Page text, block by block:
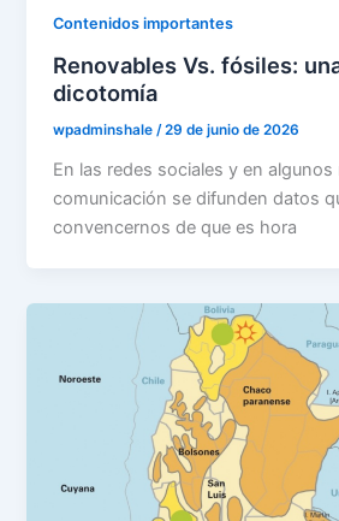
Contenidos importantes
Renovables Vs. fósiles:
dicotomía
wpadminshale/29 de junio de 2026
En las redes sociales y en
comunicación se difunden datos
convencernos de que es hora